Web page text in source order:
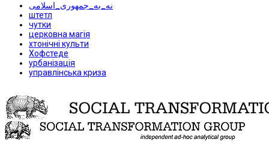
نه_به_جمهوری_اسلامی
штетл
чутки
церковна магія
хтонічні культи
Хофстеде
урбанізація
управлінська криза